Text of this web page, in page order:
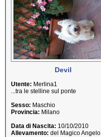
Devil
Utente: Merlina1
...tra le stelline sul ponte
Sesso: Maschio
Provincia: Milano
Data di Nascita: 10/10/2010
Allevamento: del Magico Angelo